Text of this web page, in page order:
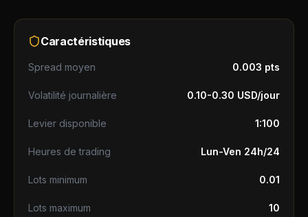
Caractéristiques
Spread moyen 0.003 pts
Volatilité journalière 0.10-0.30 USD/jour
Levier disponible 1:100
Heures de trading Lun-Ven 24h/24
Lots minimum 0.01
Lots maximum 10